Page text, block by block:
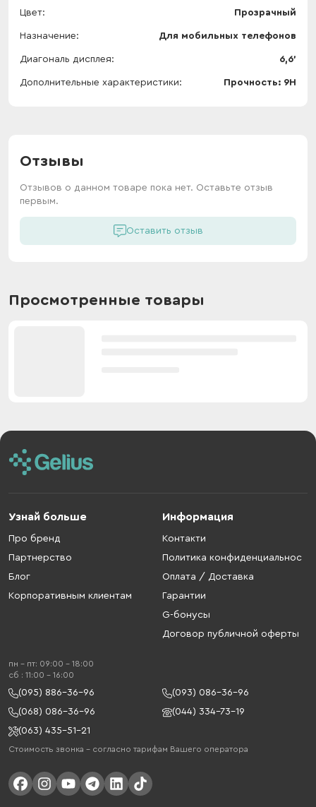
Цвет Прозрачный
Назначение Для мобильных телефонов
Диагональ дисплея 6,6'
Дополнительные характеристики Прочность: 9Н
Отзывы
Отзывов о данном товаре пока нет. Оставьте отзыв
первым.
Оставить отзыв
Просмотренные товары
Узнай больше
Про бренд
Партнерство
Блог
Корпоративным клиентам
Информация
Контакти
Политика конфиденциальнос
Оплата / Доставка
Гарантии
G-бонусы
Договор публичной оферты
пн - пт: 09:00 - 18:00
cб : 11:00 - 16:00
(095) 886-36-96
(093) 086-36-96
(068) 086-36-96
(044) 334-73-19
(063) 435-51-21
Стоимость звонка – согласно тарифам Вашего оператора